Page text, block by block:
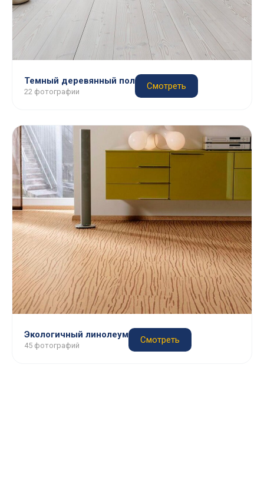
Темный деревянный пол
22 фотографии
Смотреть
Экологичный линолеум
45 фотографий
Смотреть